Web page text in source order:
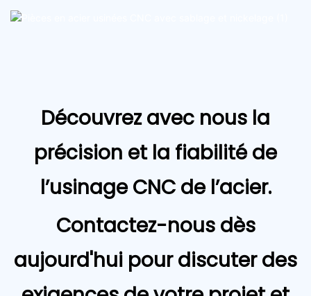
Découvrez avec nous la
précision et la fiabilité de
l’usinage CNC de l’acier.
Contactez-nous dès
aujourd'hui pour discuter des